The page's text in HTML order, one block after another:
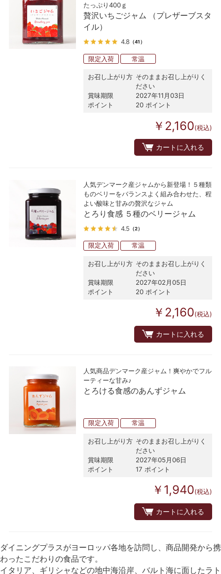
たっぷり400ｇ
贅沢いちごジャム （プレザーブスタ
イル）
4.8 （41）
限定入荷 常温
お召し上がり方 そのままお召し上がりく
ださい
賞味期限
2027年11月03日
ポイント
20 ポイント
￥2,160(税込)
カートに入れる
人気デンマーク産ジャムから新登場！５種類
ものベリーをバランスよく組み合わせた、程
よい酸味と甘みの贅沢なジャム
とろり食感 ５種のベリージャム
4.5 （2）
限定入荷 常温
お召し上がり方 そのままお召し上がりく
ださい
賞味期限
2027年02月05日
ポイント
20 ポイント
￥2,160(税込)
カートに入れる
人気商品デンマーク産ジャム！爽やかでフル
ーティーな甘み♪
とろける食感のあんずジャム
限定入荷 常温
お召し上がり方 そのままお召し上がりく
ださい
賞味期限
2027年05月06日
ポイント
17 ポイント
￥1,940(税込)
カートに入れる
ダイニングプラスがヨーロッパ各地を訪問し、商品開発から携
わったこだわりの食品です。
イタリア、ギリシャなどの地中海沿岸、バルト海に面したラト